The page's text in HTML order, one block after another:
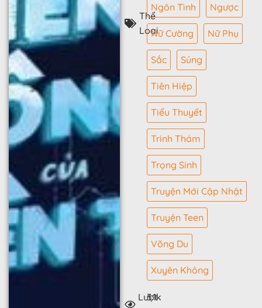
Thể
Loại
Ngôn Tình Ngược
Nữ Cường Nữ Phụ
Sắc Sủng
Tiên Hiệp
Tiểu Thuyết
Trinh Thám
Trọng Sinh
Truyện Mới Cập Nhật
Truyện Teen
Võng Du
Xuyên Không
Lượt
3.1k